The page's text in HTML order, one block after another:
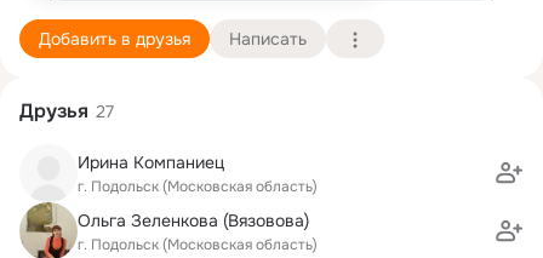
Добавить в друзья Написать
Друзья 27
Ирина Компаниец
г. Подольск (Московская область)
Ольга Зеленкова (Вязовова)
г. Подольск (Московская область)